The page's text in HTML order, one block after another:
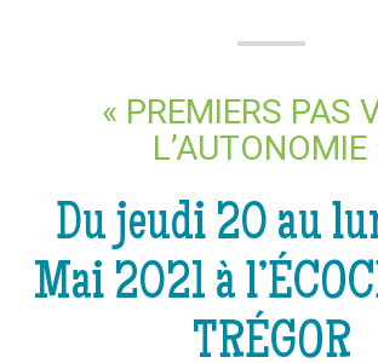
« PREMIERS PAS
L’AUTONOMIE
Du jeudi 20 au
Mai 2021 à
TRÉGOR